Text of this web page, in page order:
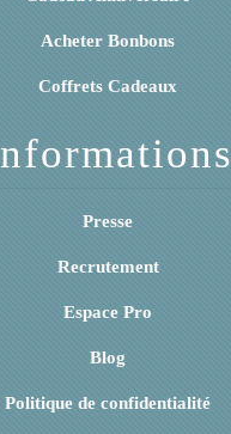
Acheter Bonbons
Coffrets Cadeaux
Presse
Recrutement
Espace Pro
Blog
Politique de confidentialité